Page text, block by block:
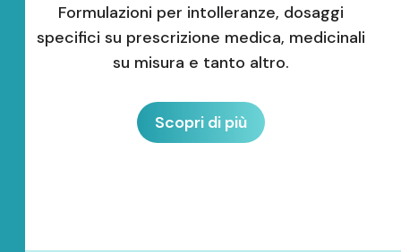
Formulazioni per intolleranze, dosaggi
specifici su prescrizione medica, medicinali
su misura e tanto altro.
Scopri di più